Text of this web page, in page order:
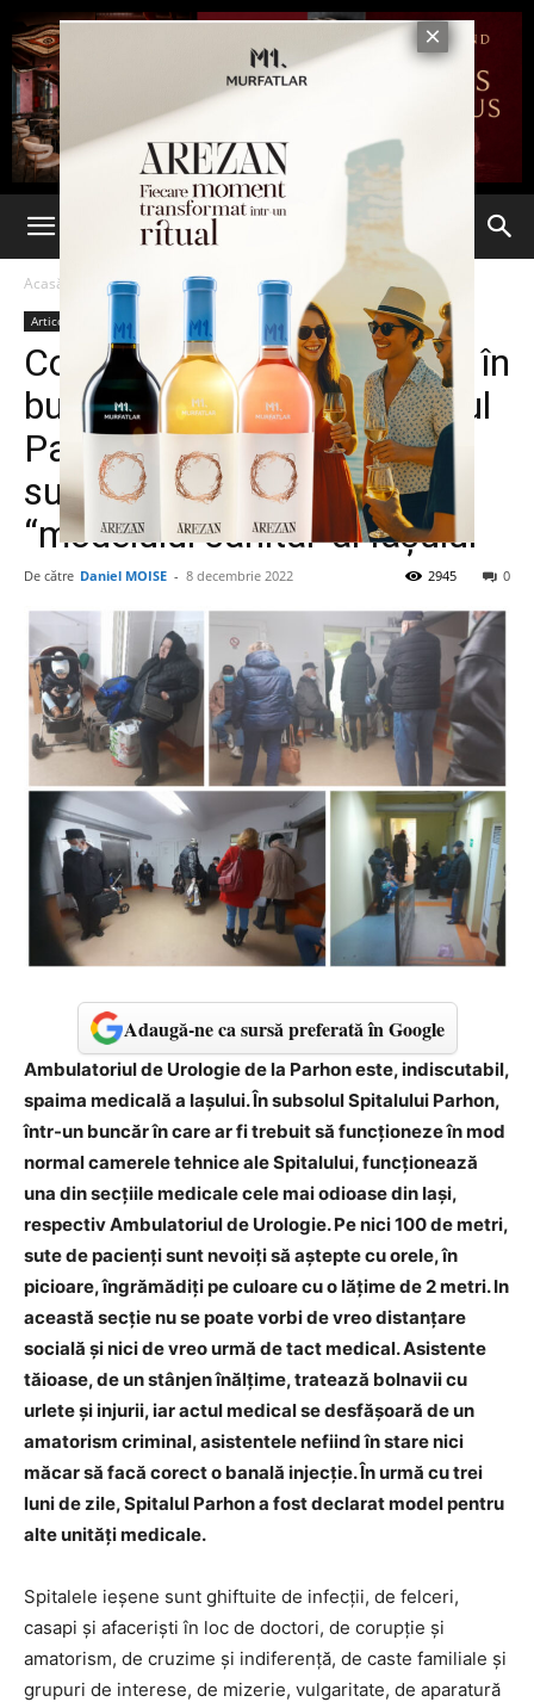
Acasă Articole
Articole Deschidere Dezvaluiri Sănătate
Coșmarul pacienților tratați în
buncărele mizere ale Spitalul
Parhon. Reportaj din
subsolurile infecte ale
“modelului sanitar”al Iașului
De către Daniel MOISE - 8 decembrie 2022 0
2945
Adaugă-ne ca sursă preferată în Google
Ambulatoriul de Urologie de la Parhon este, indiscutabil,
spaima medicală a Iașului. În subsolul Spitalului Parhon,
într-un buncăr în care ar fi trebuit să funcționeze în mod
normal camerele tehnice ale Spitalului, funcționează
una din secțiile medicale cele mai odioase din Iași,
respectiv Ambulatoriul de Urologie. Pe nici 100 de metri,
sute de pacienți sunt nevoiți să aștepte cu orele, în
picioare, îngrămădiți pe culoare cu o lățime de 2 metri. In
această secție nu se poate vorbi de vreo distanțare
socială și nici de vreo urmă de tact medical. Asistente
tăioase, de un stânjen înălțime, tratează bolnavii cu
urlete și injurii, iar actul medical se desfășoară de un
amatorism criminal, asistentele nefiind în stare nici
măcar să facă corect o banală injecție. În urmă cu trei
luni de zile, Spitalul Parhon a fost declarat model pentru
alte unități medicale.
Spitalele ieșene sunt ghiftuite de infecții, de felceri,
casapi și afaceriști în loc de doctori, de corupție și
amatorism, de cruzime și indiferență, de caste familiale și
grupuri de interese, de mizerie, vulgaritate, de aparatură